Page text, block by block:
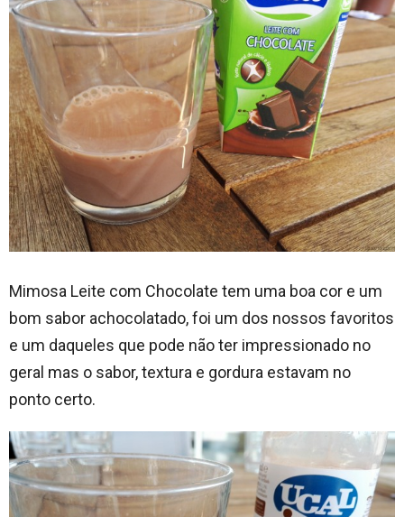
Mimosa Leite com Chocolate tem uma boa cor e um
bom sabor achocolatado, foi um dos nossos favoritos
e um daqueles que pode não ter impressionado no
geral mas o sabor, textura e gordura estavam no
ponto certo.